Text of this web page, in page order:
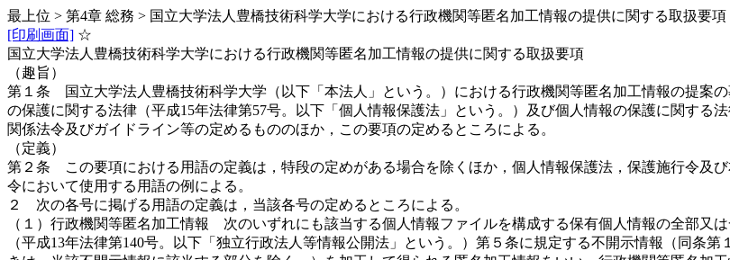
最上位 > 第4章 総務 > 国立大学法人豊橋技術科学大学における行政機関等匿名加工情報の提供に関する取扱要項
[印刷画面] ☆
国立大学法人豊橋技術科学大学における行政機関等匿名加工情報の提供に関する取扱要項
（趣旨）
第１条 国立大学法人豊橋技術科学大学（以下「本法人」という。）における行政機関等匿名加工情報の提案
の保護に関する法律（平成15年法律第57号。以下「個人情報保護法」という。）及び個人情報の保護に関する
関係法令及びガイドライン等の定めるもののほか，この要項の定めるところによる。
（定義）
第２条 この要項における用語の定義は，特段の定めがある場合を除くほか，個人情報保護法，保護施行令及
令において使用する用語の例による。
２ 次の各号に掲げる用語の定義は，当該各号の定めるところによる。
（１）行政機関等匿名加工情報 次のいずれにも該当する個人情報ファイルを構成する保有個人情報の全部又
（平成13年法律第140号。以下「独立行政法人等情報公開法」という。）第５条に規定する不開示情報（同条